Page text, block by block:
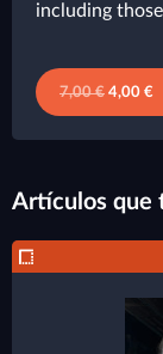
including
7,00 € 4,00 €
Artículos que